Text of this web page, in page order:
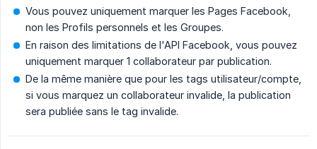
Vous pouvez uniquement marquer les Pages Facebook,
non les Profils personnels et les Groupes.
En raison des limitations de l'API Facebook, vous pouvez
uniquement marquer 1 collaborateur par publication.
De la même manière que pour les tags utilisateur/compte,
si vous marquez un collaborateur invalide, la publication
sera publiée sans le tag invalide.